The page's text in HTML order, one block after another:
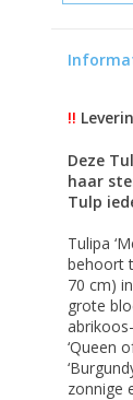
!!
Deze
haar
Tulp
Tulipa
behoort
70 cm)
grote
‘Queen
zonnige